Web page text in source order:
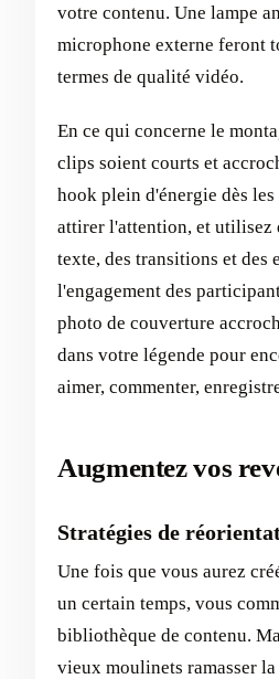
votre contenu. Une lampe
microphone externe feront
termes de qualité vidéo.
En ce qui concerne le
clips soient courts et
hook plein d'énergie dès
attirer l'attention, et utilisez
texte, des transitions et des
l'engagement des
photo de couverture
dans votre légende pour
aimer, commenter,
Augmentez vos
Stratégies de
Une fois que vous aurez
un certain temps, vous
bibliothèque de contenu.
vieux moulinets ramasser la